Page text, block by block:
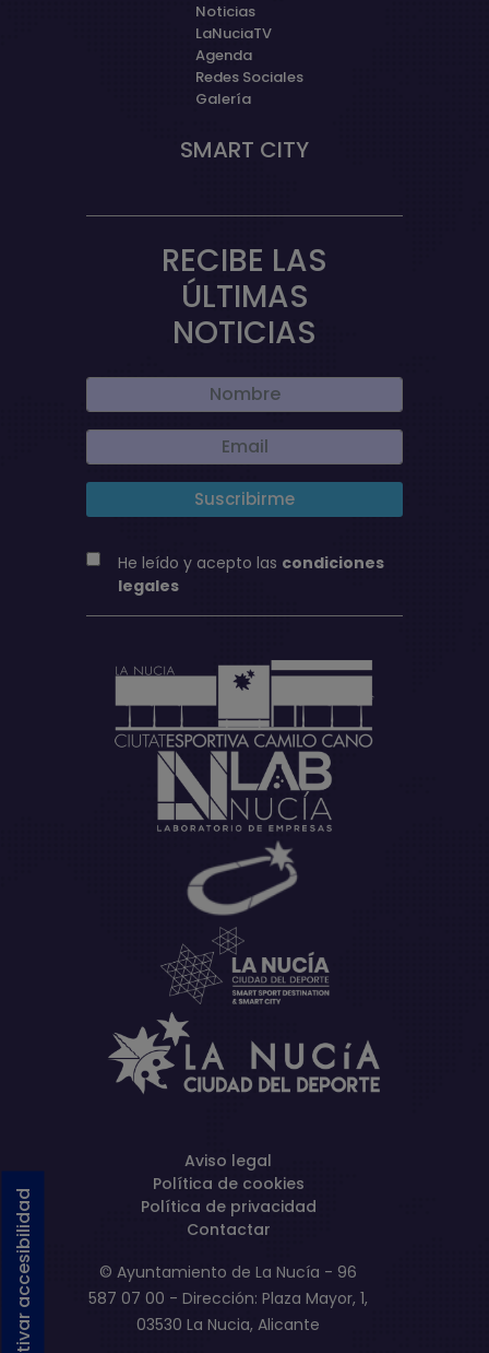
Activar accesibilidad
Noticias
LaNuciaTV
Agenda
Redes Sociales
Galería
SMART CITY
RECIBE LAS
ÚLTIMAS
NOTICIAS
He leído y acepto las condiciones
legales
Aviso legal
Política de cookies
Política de privacidad
Contactar
© Ayuntamiento de La Nucía - 96
587 07 00 - Dirección: Plaza Mayor, 1,
03530 La Nucia, Alicante